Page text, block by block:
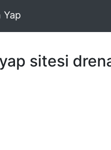
Yap
sitesi